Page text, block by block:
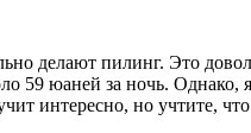
делают пилинг. Это
59 юаней за ночь.
интересно, но учтите,